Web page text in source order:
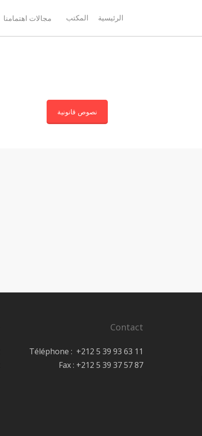
الرئيسية المكتب مجالات اهتمامنا
نصوص قانونية
Contact
Téléphone : +212 5 39 93 63 11
Fax : +212 5 39 37 57 87